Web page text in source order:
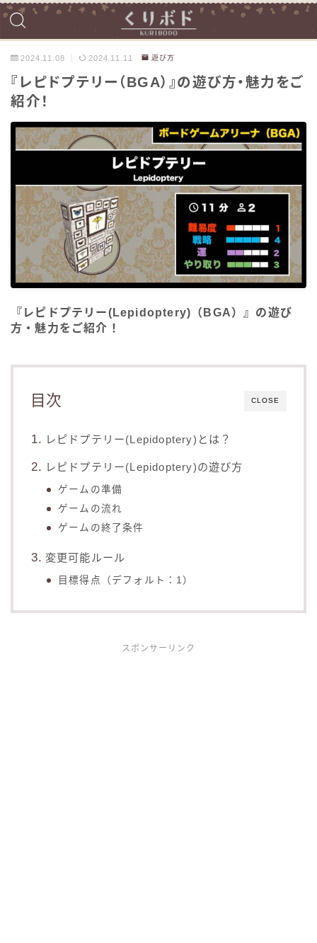
2024.11.08 2024.11.11 遊び方
『レピドプテリー（BGA）』の遊び方・魅力をご
紹介！
『レピドプテリー(Lepidoptery)（BGA）』の遊び
方・魅力をご紹介！
CLOSE
目次
レピドプテリー(Lepidoptery)とは？
レピドプテリー(Lepidoptery)の遊び方
ゲームの準備
ゲームの流れ
ゲームの終了条件
変更可能ルール
目標得点（デフォルト：1）
スポンサーリンク